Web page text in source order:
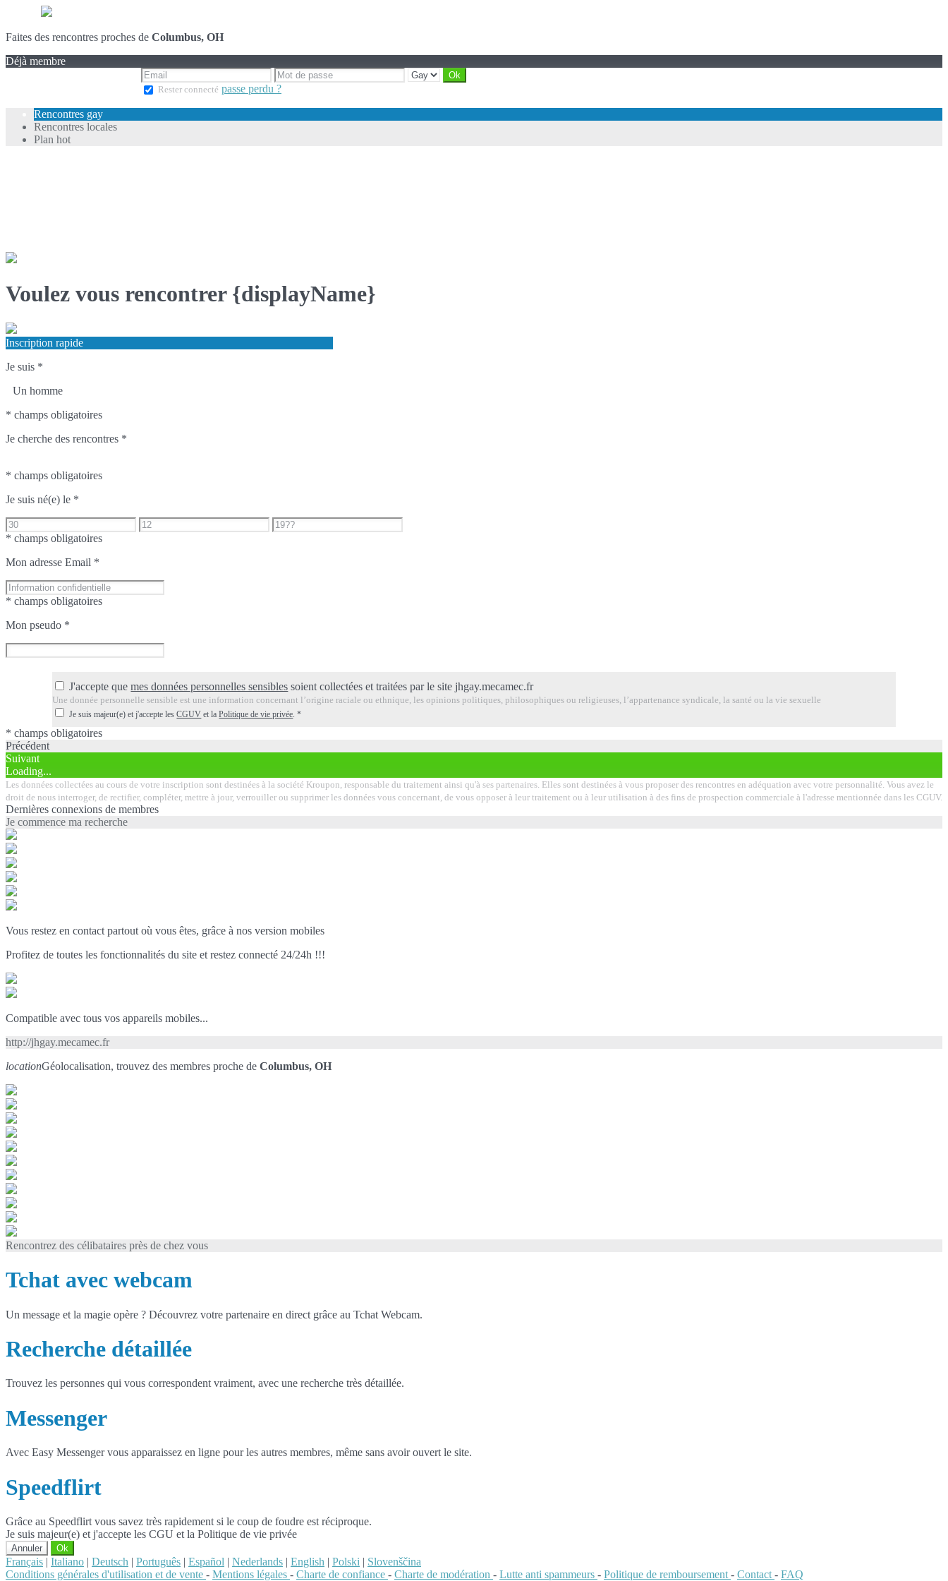
Faites des rencontres proches de Columbus, OH
Déjà membre
Rester connecté passe perdu ?
Rencontres gay
Rencontres locales
Plan hot
Voulez vous rencontrer {displayName}
Inscription rapide
Je suis *
Un homme
* champs obligatoires
Je cherche des rencontres *
* champs obligatoires
Je suis né(e) le *
* champs obligatoires
Mon adresse Email *
* champs obligatoires
Mon pseudo *
J'accepte quemes données personnelles sensibles soient collectées et traitées par le site jhgay.mecamec.fr
Une donnée personnelle sensible est une information concernant l’origine raciale ou ethnique, les opinions politiques, philosophiques ou religieuses, l’appartenance syndicale, la santé ou la vie sexuelle
Je suis majeur(e) et j'accepte lesCGUV et laPolitique de vie privée .*
* champs obligatoires
Précédent
Suivant
Loading...
Les données collectées au cours de votre inscription sont destinées à la société Kroupon, responsable du traitement ainsi qu'à ses partenaires. Elles sont destinées à vous proposer des rencontres en adéquation avec votre personnalité. Vous avez le
droit de nous interroger, de rectifier, compléter, mettre à jour, verrouiller ou supprimer les données vous concernant, de vous opposer à leur traitement ou à leur utilisation à des fins de prospection commerciale à l'adresse mentionnée dans les CGUV.
Dernières connexions de membres
Je commence ma recherche
Vous restez en contact partout où vous êtes, grâce à nos version mobiles
Profitez de toutes les fonctionnalités du site et restez connecté 24/24h !!!
Compatible avec tous vos appareils mobiles...
http://jhgay.mecamec.fr
locationGéolocalisation, trouvez des membres proche de Columbus, OH
Rencontrez des célibataires près de chez vous
Tchat avec webcam
Un message et la magie opère ? Découvrez votre partenaire en direct grâce au Tchat Webcam.
Recherche détaillée
Trouvez les personnes qui vous correspondent vraiment, avec une recherche très détaillée.
Messenger
Avec Easy Messenger vous apparaissez en ligne pour les autres membres, même sans avoir ouvert le site.
Speedflirt
Grâce au Speedflirt vous savez très rapidement si le coup de foudre est réciproque.
Je suis majeur(e) et j'accepte les CGU et la Politique de vie privée
Annuler Ok
Français | Italiano | Deutsch | Português | Español | Nederlands | English | Polski | Slovenščina
Conditions générales d'utilisation et de vente - Mentions légales - Charte de confiance - Charte de modération - Lutte anti spammeurs - Politique de remboursement - Contact - FAQ